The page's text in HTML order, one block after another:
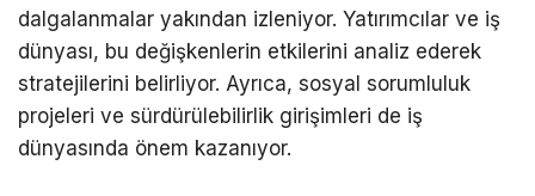
dalgalanmalar yakından izleniyor. Yatırımcılar ve iş
dünyası, bu değişkenlerin etkilerini analiz ederek
stratejilerini belirliyor. Ayrıca, sosyal sorumluluk
projeleri ve sürdürülebilirlik girişimleri de iş
dünyasında önem kazanıyor.